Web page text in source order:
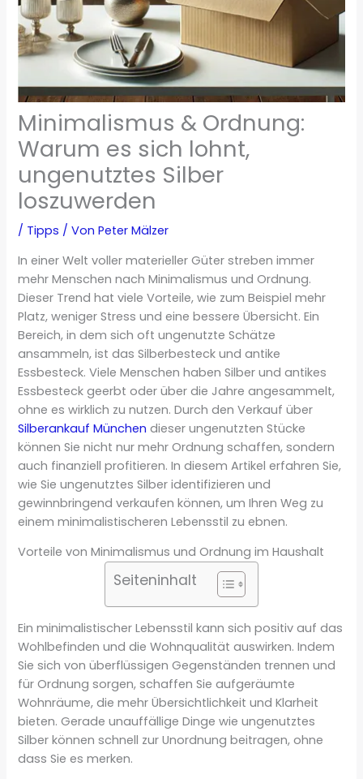
Minimalismus & Ordnung:
Warum es sich lohnt,
ungenutztes Silber
loszuwerden
/ Tipps / VonPeter Mälzer
In einer Welt voller materieller Güter streben immer
mehr Menschen nach Minimalismus und Ordnung.
Dieser Trend hat viele Vorteile, wie zum Beispiel mehr
Platz, weniger Stress und eine bessere Übersicht. Ein
Bereich, in dem sich oft ungenutzte Schätze
ansammeln, ist das Silberbesteck und antike
Essbesteck. Viele Menschen haben Silber und antikes
Essbesteck geerbt oder über die Jahre angesammelt,
ohne es wirklich zu nutzen. Durch den Verkauf über
Silberankauf München dieser ungenutzten Stücke
können Sie nicht nur mehr Ordnung schaffen, sondern
auch finanziell profitieren. In diesem Artikel erfahren Sie,
wie Sie ungenutztes Silber identifizieren und
gewinnbringend verkaufen können, um Ihren Weg zu
einem minimalistischeren Lebensstil zu ebnen.
Vorteile von Minimalismus und Ordnung im Haushalt
Seiteninhalt
Ein minimalistischer Lebensstil kann sich positiv auf das
Wohlbefinden und die Wohnqualität auswirken. Indem
Sie sich von überflüssigen Gegenständen trennen und
für Ordnung sorgen, schaffen Sie aufgeräumte
Wohnräume, die mehr Übersichtlichkeit und Klarheit
bieten. Gerade unauffällige Dinge wie ungenutztes
Silber können schnell zur Unordnung beitragen, ohne
dass Sie es merken.